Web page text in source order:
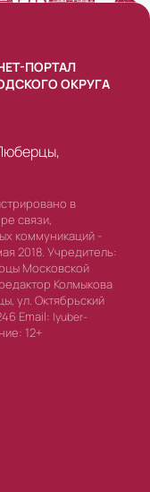
ПОРТАЛ
ОКРУГА
в
связи,
коммуникаций -
2018. Учредитель:
Московской
Колмыкова
ул. Октябрьский
Email: lyuber-
12+